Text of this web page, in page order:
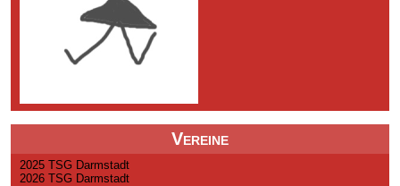
Vereine
2025 TSG Darmstadt
2026 TSG Darmstadt